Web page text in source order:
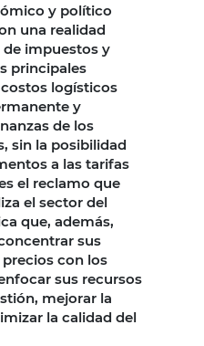
y político
una realidad
impuestos y
principales
logísticos
y
de los
sin la posibilidad
a las tarifas
el reclamo que
el sector del
que, además,
sus
con los
sus recursos
mejorar la
la calidad del